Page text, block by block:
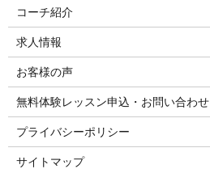
コーチ紹介
求人情報
お客様の声
無料体験レッスン申込・お問い合わせ
プライバシーポリシー
サイトマップ